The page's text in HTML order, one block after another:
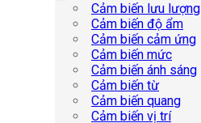
Cảm biến lưu lượng
Cảm biến độ ẩm
Cảm biến cảm ứng
Cảm biến mức
Cảm biến ánh sáng
Cảm biến từ
Cảm biến quang
Cảm biến vị trí